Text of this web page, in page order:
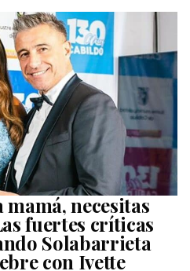
mamá, necesitas
fuertes críticas
Solabarrieta
con Ivette